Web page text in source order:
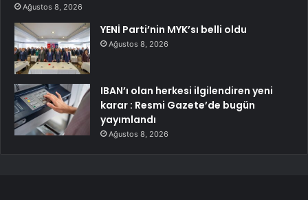
Ağustos 8, 2026
YENİ Parti’nin MYK’sı belli oldu
Ağustos 8, 2026
IBAN’ı olan herkesi ilgilendiren yeni
karar : Resmi Gazete’de bugün
yayımlandı
Ağustos 8, 2026